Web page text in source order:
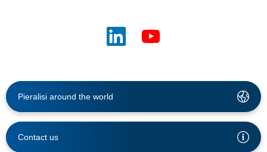
Pieralisi around the world
Contact us